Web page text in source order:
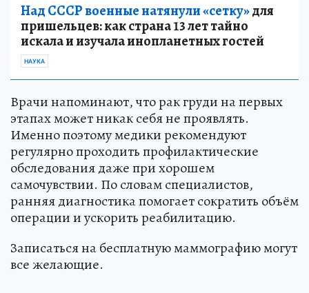
Над СССР военные натянули «сетку»для
пришельцев: как страна 13 лет тайно
искала и изучала инопланетных гостей
НАУКА
Врачи напоминают, что рак груди на первых
этапах может никак себя не проявлять.
Именно поэтому медики рекомендуют
регулярно проходить профилактические
обследования даже при хорошем
самочувствии. По словам специалистов,
ранняя диагностика помогает сократить объём
операции и ускорить реабилитацию.
Записаться на бесплатную маммографию могут
все желающие.